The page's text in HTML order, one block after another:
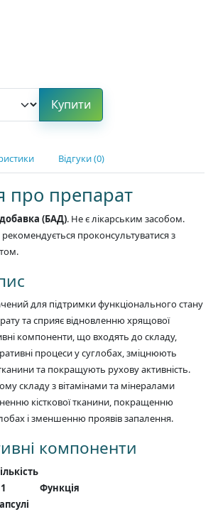
Купити
Відгуки (0)
про препарат
(БАД). Не є лікарським засобом.
проконсультуватися з
для підтримки функціонального стану
та сприяє відновленню хрящової
компоненти, що входять до складу,
процеси у суглобах, зміцнюють
та покращують рухову активність.
складу з вітамінами та мінералами
кісткової тканини, покращенню
і зменшенню проявів запалення.
компоненти
Функція